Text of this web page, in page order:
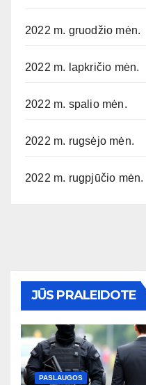
2022 m. gruodžio mėn.
2022 m. lapkričio mėn.
2022 m. spalio mėn.
2022 m. rugsėjo mėn.
2022 m. rugpjūčio mėn.
JŪS PRALEIDOTE
PASLAUGOS